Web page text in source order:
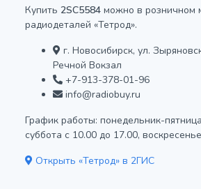
Купить 2SC5584 можно в розничном
радиодеталей «Тетрод».
г. Новосибирск, ул.
Речной Вокзал
+7-913-378-01-96
info@radiobuy.ru
График работы: понедельник-
суббота с 10.00 до 17.00,
Открыть «Тетрод» в 2ГИС